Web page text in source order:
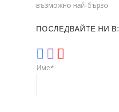
възможно най-бързо
ПОСЛЕДВАЙТЕ НИ В:
Име*